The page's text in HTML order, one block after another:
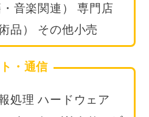
音楽関連） 専門店
品） その他小売
・通信
処理 ハードウェア